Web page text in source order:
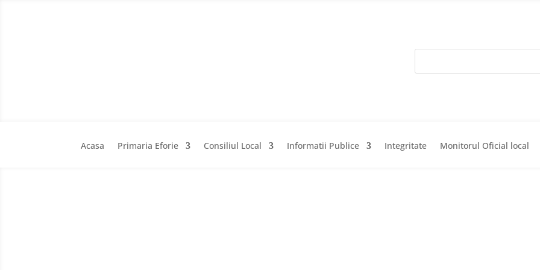
Acasa Primaria Eforie Consiliul Local Informatii Publice Integritate Monitorul Oficial local